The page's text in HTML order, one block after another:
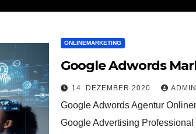
ONLINEMARKETING
Google Adwords
14. DEZEMBER 2020
Google Adwords Agentur
Google Advertising